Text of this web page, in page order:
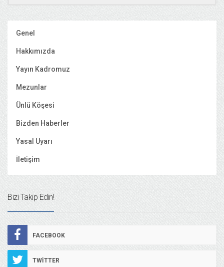
Genel
Hakkımızda
Yayın Kadromuz
Mezunlar
Ünlü Köşesi
Bizden Haberler
Yasal Uyarı
İletişim
Bizi Takip Edin!
FACEBOOK
TWITTER